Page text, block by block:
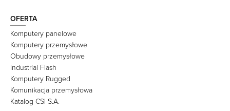
OFERTA
Komputery panelowe
Komputery przemysłowe
Obudowy przemysłowe
Industrial Flash
Komputery Rugged
Komunikacja przemysłowa
Katalog CSI S.A.